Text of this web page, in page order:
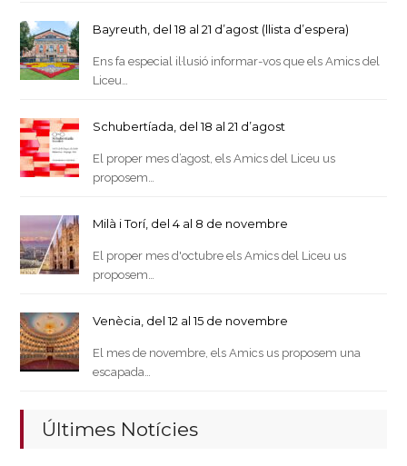
Bayreuth, del 18 al 21 d’agost (llista d’espera)
Ens fa especial il·lusió informar-vos que els Amics del
Liceu…
Schubertíada, del 18 al 21 d’agost
El proper mes d’agost, els Amics del Liceu us
proposem…
Milà i Torí, del 4 al 8 de novembre
El proper mes d'octubre els Amics del Liceu us
proposem…
Venècia, del 12 al 15 de novembre
El mes de novembre, els Amics us proposem una
escapada…
Últimes Notícies